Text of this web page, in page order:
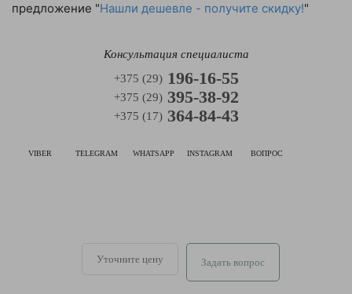
предложение "Нашли дешевле - получите скидку!"
Консультация специалиста
+375 (29) 196-16-55
+375 (29) 395-38-92
+375 (17) 364-84-43
VIBER TELEGRAM WHATSAPP INSTAGRAM ВОПРОС
Уточните цену Задать вопрос